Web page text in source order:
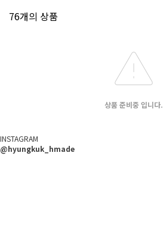
76개의 상품
상품 준비중 입니다.
INSTAGRAM
@hyungkuk_hmade